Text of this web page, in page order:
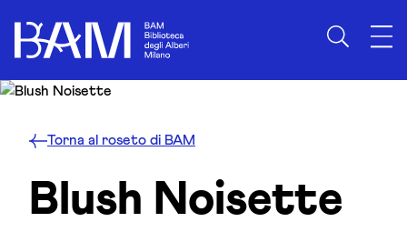
Torna al roseto di BAM
Blush Noisette